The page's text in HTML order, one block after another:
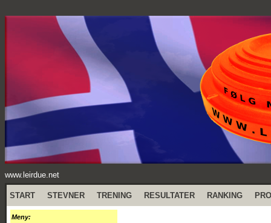
www.leirdue.net
START STEVNER TRENING RESULTATER RANKING
Meny: